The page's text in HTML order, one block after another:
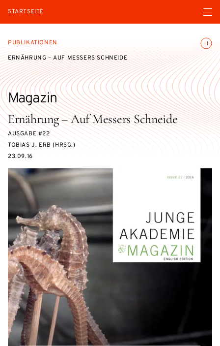
STARTSEITE Menü
PUBLIKATIONEN
ERNÄHRUNG – AUF MESSERS SCHNEIDE
Ernährung – Auf Messers Schneide
AUSGABE #22
Magazin
TOBIAS J. ERB (HRSG.)
23.09.16